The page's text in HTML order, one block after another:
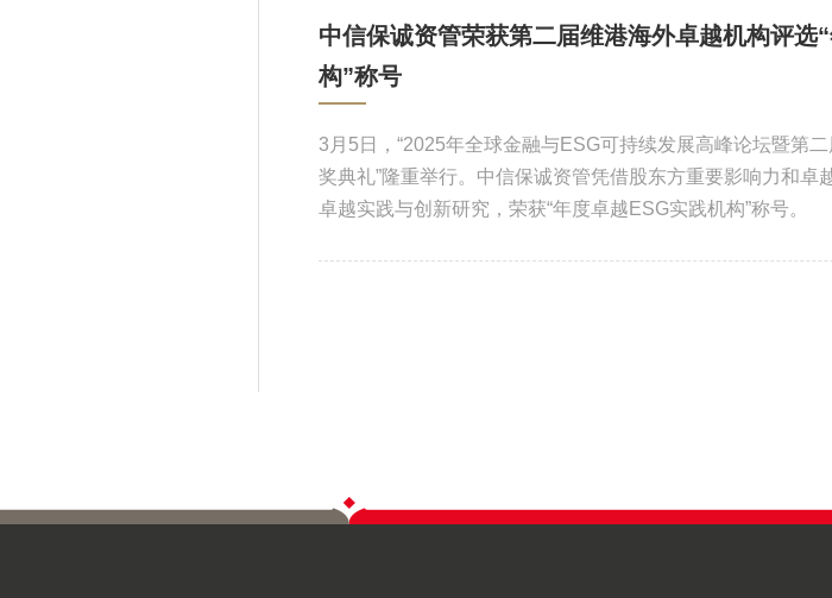
中信保诚资管荣获第二届维港海外卓越机构评选
构”称号
3月5日，“2025年全球金融与ESG可持续发展高峰论坛暨第
奖典礼”隆重举行。中信保诚资管凭借股东方重要影响力和卓
卓越实践与创新研究，荣获“年度卓越ESG实践机构”称号。